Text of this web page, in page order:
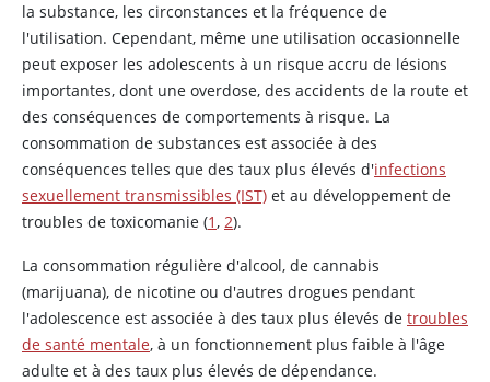
la substance, les circonstances et la fréquence de
l'utilisation. Cependant, même une utilisation occasionnelle
peut exposer les adolescents à un risque accru de lésions
importantes, dont une overdose, des accidents de la route et
des conséquences de comportements à risque. La
consommation de substances est associée à des
conséquences telles que des taux plus élevés d'infections
sexuellement transmissibles (IST) et au développement de
troubles de toxicomanie (1, 2).
La consommation régulière d'alcool, de cannabis
(marijuana), de nicotine ou d'autres drogues pendant
l'adolescence est associée à des taux plus élevés de troubles
de santé mentale, à un fonctionnement plus faible à l'âge
adulte et à des taux plus élevés de dépendance.